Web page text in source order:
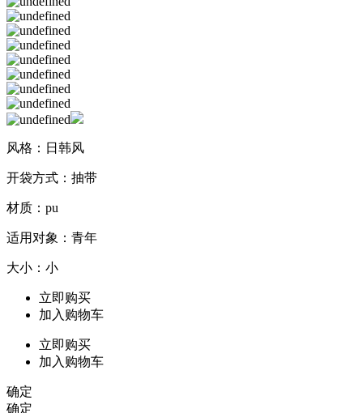
风格：日韩风
开袋方式：抽带
材质：pu
适用对象：青年
大小：小
立即购买
加入购物车
立即购买
加入购物车
确定
确定